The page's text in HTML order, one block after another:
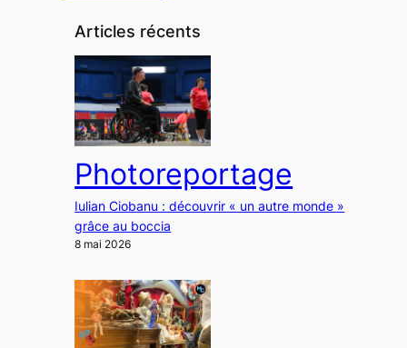
Articles récents
Photoreportage
Iulian Ciobanu : découvrir « un autre monde »
grâce au boccia
8 mai 2026